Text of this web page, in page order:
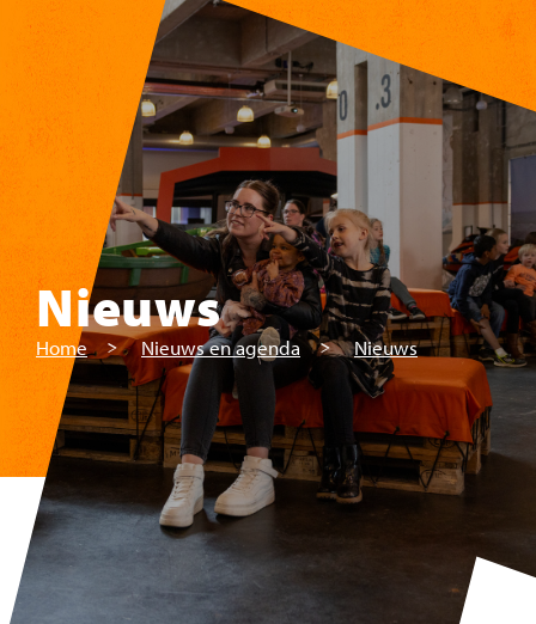
Skip to main content
Nieuws
Home Nieuws en agenda Nieuws